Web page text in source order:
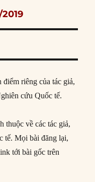
điểm riêng của tác giả,
cứu Quốc tế.
thuộc về các tác giả,
tế. Mọi bài đăng lại,
tới bài gốc trên